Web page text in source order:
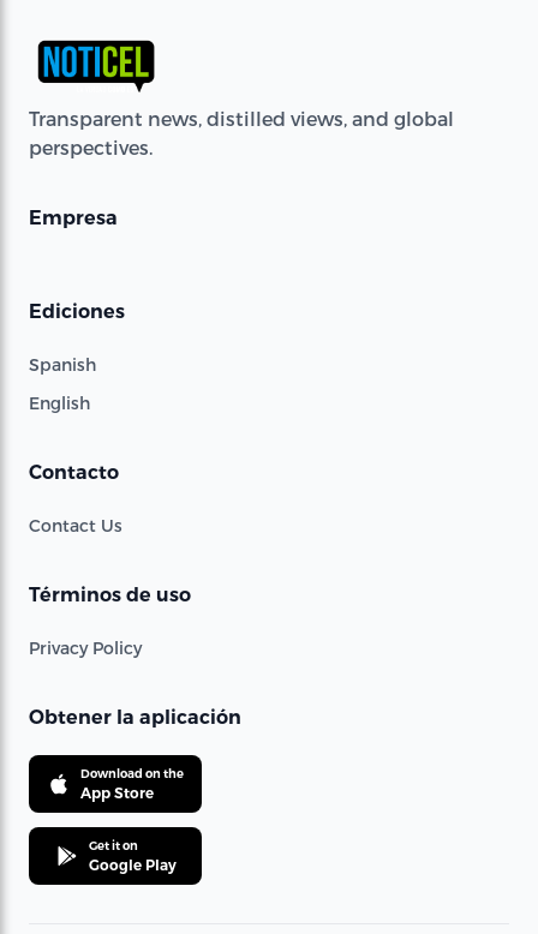
Transparent news, distilled views, and global
perspectives.
Empresa
Ediciones
Spanish
English
Contacto
Contact Us
Términos de uso
Privacy Policy
Obtener la aplicación
Download on the
App Store
Get it on
Google Play